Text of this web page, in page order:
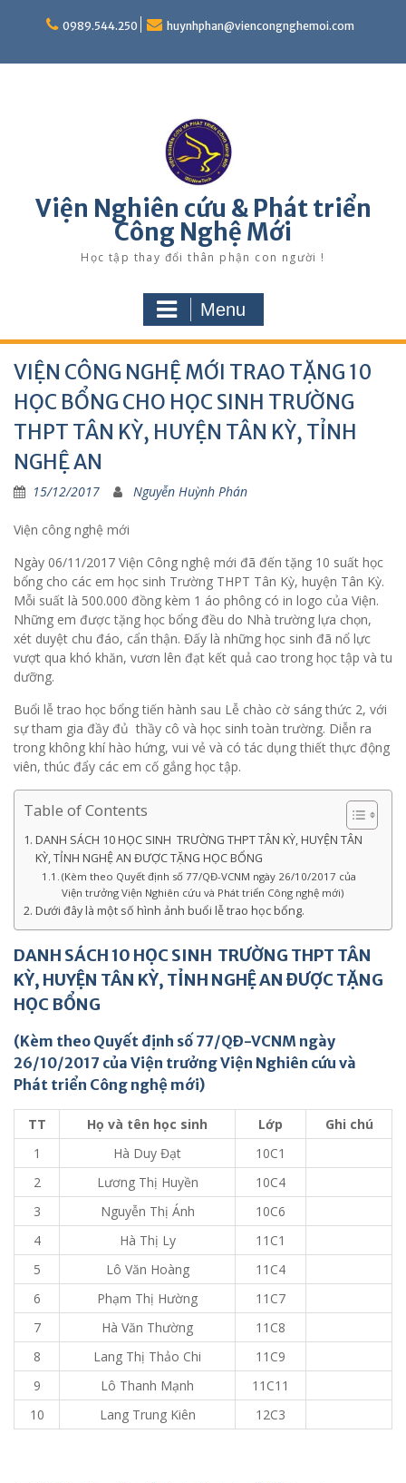
0989.544.250 huynhphan@viencongnghemoi.com
Viện Nghiên cứu & Phát triển
Công Nghệ Mới
Học tập thay đổi thân phận con người !
Menu
VIỆN CÔNG NGHỆ MỚI TRAO TẶNG 10
HỌC BỔNG CHO HỌC SINH TRƯỜNG
THPT TÂN KỲ, HUYỆN TÂN KỲ, TỈNH
NGHỆ AN
15/12/2017 Nguyễn Huỳnh Phán
Viện công nghệ mới
Ngày 06/11/2017 Viện Công nghệ mới đã đến tặng 10 suất học
bổng cho các em học sinh Trường THPT Tân Kỳ, huyện Tân Kỳ.
Mỗi suất là 500.000 đồng kèm 1 áo phông có in logo của Viện.
Những em được tặng học bổng đều do Nhà trường lựa chọn,
xét duyệt chu đáo, cẩn thận. Đấy là những học sinh đã nổ lực
vượt qua khó khăn, vươn lên đạt kết quả cao trong học tập và tu
dưỡng.
Buổi lễ trao học bổng tiến hành sau Lễ chào cờ sáng thức 2, với
sự tham gia đầy đủ thầy cô và học sinh toàn trường. Diễn ra
trong không khí hào hứng, vui vẻ và có tác dụng thiết thực động
viên, thúc đẩy các em cố gắng học tập.
Table of Contents
DANH SÁCH 10 HỌC SINH TRƯỜNG THPT TÂN KỲ, HUYỆN TÂN
KỲ, TỈNH NGHỆ AN ĐƯỢC TẶNG HỌC BỔNG
(Kèm theo Quyết định số 77/QĐ-VCNM ngày 26/10/2017 của
Viện trưởng Viện Nghiên cứu và Phát triển Công nghệ mới)
Dưới đây là một số hình ảnh buổi lễ trao học bổng.
DANH SÁCH 10 HỌC SINH TRƯỜNG THPT TÂN
KỲ, HUYỆN TÂN KỲ, TỈNH NGHỆ AN ĐƯỢC TẶNG
HỌC BỔNG
(Kèm theo Quyết định số 77/QĐ-VCNM ngày
26/10/2017 của Viện trưởng Viện Nghiên cứu và
Phát triển Công nghệ mới)
TT Họ và tên học sinh Lớp
Ghi chú
1
Hà Duy Đạt
10C1
2
Lương Thị Huyền
10C4
3
Nguyễn Thị Ánh
10C6
4
Hà Thị Ly
11C1
5
Lô Văn Hoàng
11C4
6
Phạm Thị Hường
11C7
7
Hà Văn Thường
11C8
8
Lang Thị Thảo Chi
11C9
9
Lô Thanh Mạnh
11C11
10
Lang Trung Kiên 12C3